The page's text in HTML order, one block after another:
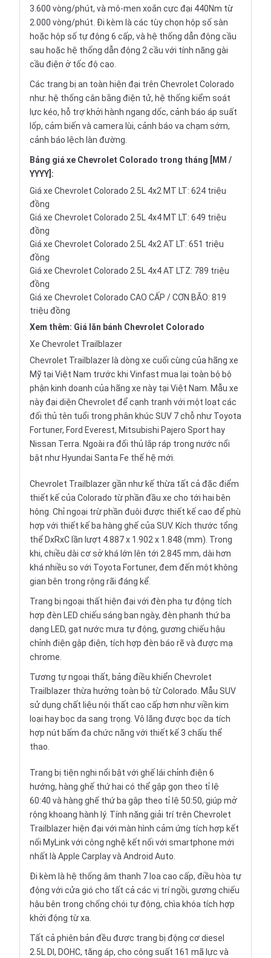
3.600 vòng/phút, và mô-men xoắn cực đại 440Nm từ
2.000 vòng/phút. Đi kèm là các tùy chọn hộp số sàn
hoặc hộp số tự động 6 cấp, và hệ thống dẫn động cầu
sau hoặc hệ thống dẫn động 2 cầu với tính năng gài
cầu điện ở tốc độ cao.
Các trang bị an toàn hiện đại trên Chevrolet Colorado
như: hệ thống cân bằng điện tử, hệ thống kiểm soát
lực kéo, hỗ trợ khởi hành ngang dốc, cảnh báo áp suất
lốp, cảm biến và camera lùi, cảnh báo va chạm sớm,
cảnh báo lệch làn đường.
Bảng giá xe Chevrolet Colorado trong tháng [MM /
YYYY]:
Giá xe Chevrolet Colorado 2.5L 4x2 MT LT: 624 triệu
đồng
Giá xe Chevrolet Colorado 2.5L 4x4 MT LT: 649 triệu
đồng
Giá xe Chevrolet Colorado 2.5L 4x2 AT LT: 651 triệu
đồng
Giá xe Chevrolet Colorado 2.5L 4x4 AT LTZ: 789 triệu
đồng
Giá xe Chevrolet Colorado CAO CẤP / CƠN BÃO: 819
triệu đồng
Xem thêm: Giá lăn bánh Chevrolet Colorado
Xe Chevrolet Trailblazer
Chevrolet Trailblazer là dòng xe cuối cùng của hãng xe
Mỹ tại Việt Nam trước khi Vinfast mua lại toàn bộ bộ
phận kinh doanh của hãng xe này tại Việt Nam. Mẫu xe
này đại diện Chevrolet để cạnh tranh với một loạt các
đối thủ tên tuổi trong phân khúc SUV 7 chỗ như Toyota
Fortuner, Ford Everest, Mitsubishi Pajero Sport hay
Nissan Terra. Ngoài ra đối thủ lắp ráp trong nước nổi
bật như Hyundai Santa Fe thế hệ mới.
Chevrolet Trailblazer gần như kế thừa tất cả đặc điểm
thiết kế của Colorado từ phần đầu xe cho tới hai bên
hông. Chỉ ngoại trừ phần đuôi được thiết kế cao để phù
hợp với thiết kế ba hàng ghế của SUV. Kích thước tổng
thể DxRxC lần lượt 4.887 x 1.902 x 1.848 (mm). Trong
khi, chiều dài cơ sở khá lớn lên tới 2.845 mm, dài hơn
khá nhiều so với Toyota Fortuner, đem đến một không
gian bên trong rộng rãi đáng kể.
Trang bị ngoại thất hiện đại với đèn pha tự động tích
hợp đèn LED chiếu sáng ban ngày, đèn phanh thứ ba
dạng LED, gạt nước mưa tự động, gương chiếu hậu
chỉnh điện gập điện, tích hợp đèn báo rẽ và được mạ
chrome.
Tương tự ngoại thất, bảng điều khiển Chevrolet
Trailblazer thừa hưởng toàn bộ từ Colorado. Mẫu SUV
sử dụng chất liệu nội thất cao cấp hơn như viền kim
loại hay bọc da sang trọng. Vô lăng được bọc da tích
hợp nút bấm đa chức năng với thiết kế 3 chấu thể
thao.
Trang bị tiện nghi nổi bật với ghế lái chỉnh điện 6
hướng, hàng ghế thứ hai có thể gập gọn theo tỉ lệ
60:40 và hàng ghế thứ ba gập theo tỉ lệ 50:50, giúp mở
rộng khoang hành lý. Tính năng giải trí trên Chevrolet
Trailblazer hiện đại với màn hình cảm ứng tích hợp kết
nối MyLink với công nghệ kết nối với smartphone mới
nhất là Apple Carplay và Android Auto.
Đi kèm là hệ thống âm thanh 7 loa cao cấp, điều hòa tự
động với cửa gió cho tất cả các vị trí ngồi, gương chiếu
hậu bên trong chống chói tự động, chìa khóa tích hợp
khởi động từ xa.
Tất cả phiên bản đều được trang bị động cơ diesel
2.5L DI, DOHC, tăng áp, cho công suất 161 mã lực và